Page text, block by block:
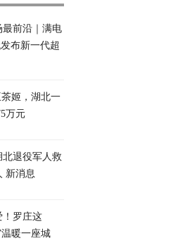
最前沿｜满电
布新一代超
姬，湖北一
万元
北退役军人救
新消息
！罗庄这
暖一座城